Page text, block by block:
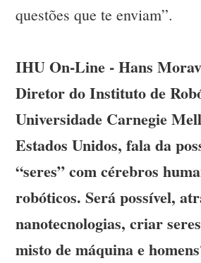
questões que te enviam”.
IHU On-Line - Hans
Diretor do Instituto de
Universidade Carnegie
Estados Unidos, fala da
“seres” com cérebros
robóticos. Será possível,
nanotecnologias, criar
misto de máquina e